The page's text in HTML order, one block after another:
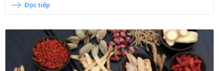
Đọc tiếp